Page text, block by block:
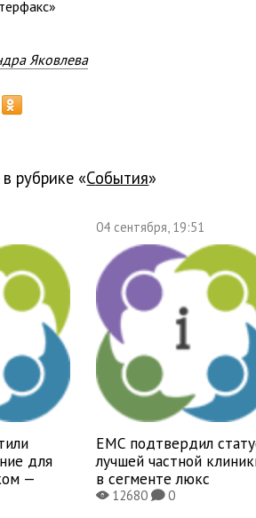
Яковлева
рубрике « события»
для
—
04 сентября, 19:51
EMC подтвердил
лучшей частной
в сегменте люкс
X12680K0